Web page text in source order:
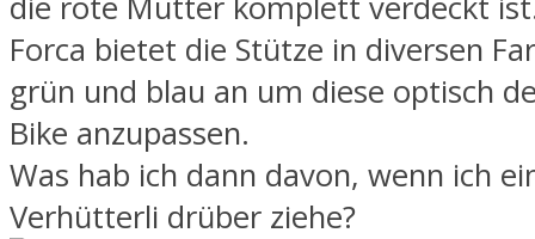
Forca bietet die Stütze in diversen
grün und blau an um diese optisch
Bike anzupassen.
Was hab ich dann davon, wenn ich
Verhütterli drüber ziehe?